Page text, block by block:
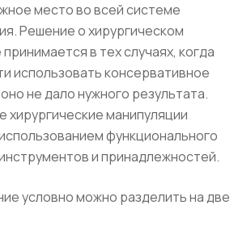
место во всей системе
Решение о хирургическом
в тех случаях, когда
использовать консервативное
не дало нужного результата.
хирургические манипуляции
функционального
и принадлежностей.
условно можно разделить на две